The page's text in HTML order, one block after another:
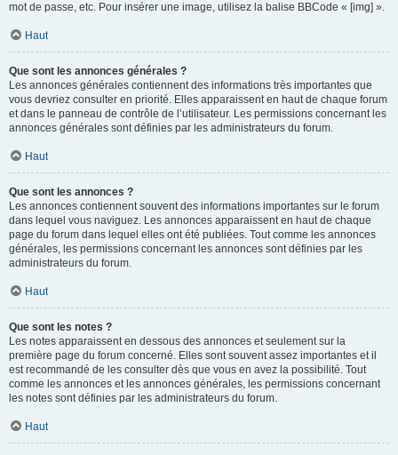
mot de passe, etc. Pour insérer une image, utilisez la balise BBCode « [img] ».
Haut
Que sont les annonces générales ?
Les annonces générales contiennent des informations très importantes que
vous devriez consulter en priorité. Elles apparaissent en haut de chaque forum
et dans le panneau de contrôle de l’utilisateur. Les permissions concernant les
annonces générales sont définies par les administrateurs du forum.
Haut
Que sont les annonces ?
Les annonces contiennent souvent des informations importantes sur le forum
dans lequel vous naviguez. Les annonces apparaissent en haut de chaque
page du forum dans lequel elles ont été publiées. Tout comme les annonces
générales, les permissions concernant les annonces sont définies par les
administrateurs du forum.
Haut
Que sont les notes ?
Les notes apparaissent en dessous des annonces et seulement sur la
première page du forum concerné. Elles sont souvent assez importantes et il
est recommandé de les consulter dès que vous en avez la possibilité. Tout
comme les annonces et les annonces générales, les permissions concernant
les notes sont définies par les administrateurs du forum.
Haut